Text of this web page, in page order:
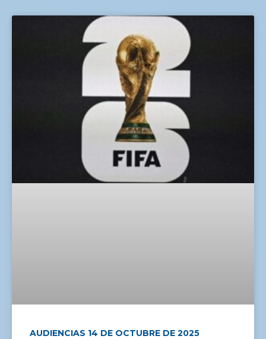
AUDIENCIAS 14 DE OCTUBRE DE 2025